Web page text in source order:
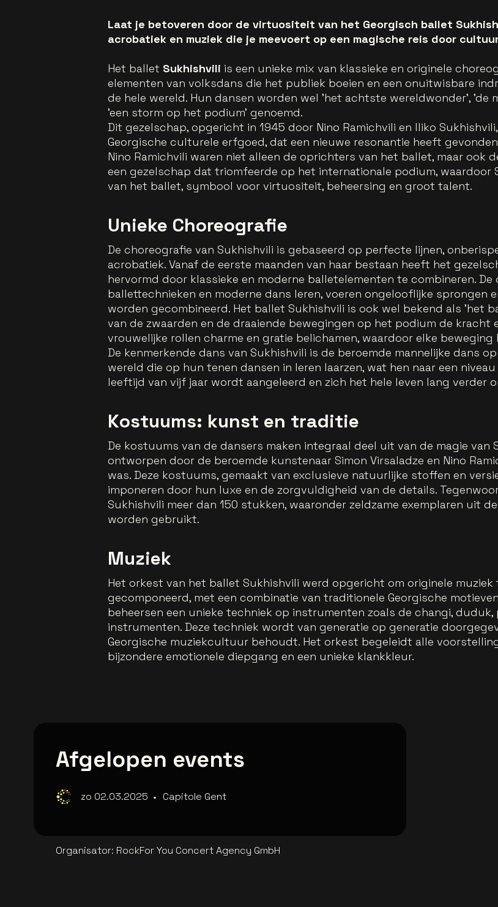
Laat je betoveren door de virtuositeit van het Georgisch ballet
acrobatiek en muziek die je meevoert op een magische reis door
Het ballet Sukhishvili is een unieke mix van klassieke en originele
elementen van volksdans die het publiek boeien en een onuitwisbare
de hele wereld. Hun dansen worden wel 'het achtste wereldwonder', 'de
'een storm op het podium' genoemd.
Dit gezelschap, opgericht in 1945 door Nino Ramichvili en Iliko
Georgische culturele erfgoed, dat een nieuwe resonantie heeft
Nino Ramichvili waren niet alleen de oprichters van het ballet, maar ook
een gezelschap dat triomfeerde op het internationale podium, waardoor
van het ballet, symbool voor virtuositeit, beheersing en groot talent.
Unieke Choreografie
De choreografie van Sukhishvili is gebaseerd op perfecte lijnen,
acrobatiek. Vanaf de eerste maanden van haar bestaan heeft het
hervormd door klassieke en moderne balletelementen te combineren.
ballettechnieken en moderne dans leren, voeren ongelooflijke sprongen
worden gecombineerd. Het ballet Sukhishvili is ook wel bekend als 'het
van de zwaarden en de draaiende bewegingen op het podium de
vrouwelijke rollen charme en gratie belichamen, waardoor elke
De kenmerkende dans van Sukhishvili is de beroemde mannelijke dans
wereld die op hun tenen dansen in leren laarzen, wat hen naar een
leeftijd van vijf jaar wordt aangeleerd en zich het hele leven lang verder
Kostuums: kunst en traditie
De kostuums van de dansers maken integraal deel uit van de magie van
ontworpen door de beroemde kunstenaar Simon Virsaladze en Nino
was. Deze kostuums, gemaakt van exclusieve natuurlijke stoffen en
imponeren door hun luxe en de zorgvuldigheid van de details.
Sukhishvili meer dan 150 stukken, waaronder zeldzame exemplaren uit
worden gebruikt.
Muziek
Het orkest van het ballet Sukhishvili werd opgericht om originele muziek
gecomponeerd, met een combinatie van traditionele Georgische
beheersen een unieke techniek op instrumenten zoals de changi,
instrumenten. Deze techniek wordt van generatie op generatie
Georgische muziekcultuur behoudt. Het orkest begeleidt alle
bijzondere emotionele diepgang en een unieke klankkleur.
Afgelopen events
zo 02.03.2025 • Capitole Gent
Organisator: RockFor You Concert Agency GmbH